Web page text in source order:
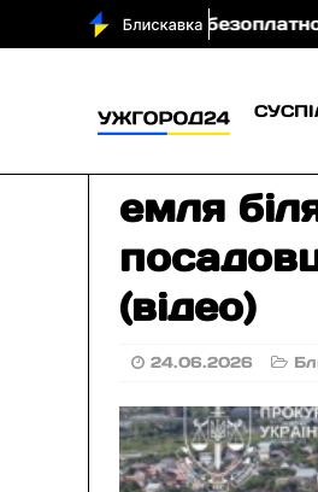
безоплатно
емля
(відео)
24.06.2026